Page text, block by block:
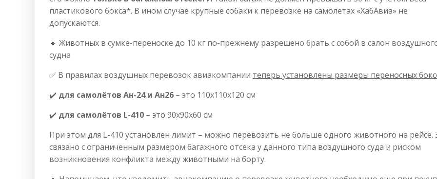
пластикового бокса*. В ином случае крупные собаки к перевозке на самолетах «ХабАвиа» не
допускаются.
🔹 Животных в сумке-переноске до 10 кг по-прежнему разрешено брать с собой в салон
судна
✅ В правилах воздушных перевозок авиакомпании теперь установлены размеры переносных
✔️ для самолётов Ан-24 и Ан26 – это 110х110х120 см
✔️ для самолётов L-410 – это 90х90х60 см
При этом для L-410 установлен лимит – можно перевозить не больше одного животного на рейсе.
связано с ограниченным размером багажного отсека у данного типа воздушного суда и риском
возникновения конфликта между животными на борту.